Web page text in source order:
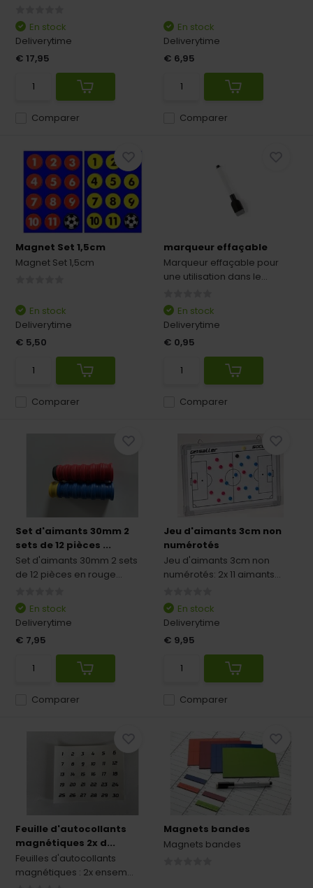
Comparer
En stock
Deliverytime
€ 17,95
Comparer
En stock
Deliverytime
€ 6,95
Magnet Set 1,5cm
Magnet Set 1,5cm
Comparer
En stock
Deliverytime
€ 5,50
marqueur effaçable
Marqueur effaçable pour
une utilisation dans le...
Comparer
En stock
Deliverytime
€ 0,95
Set d'aimants 30mm 2
sets de 12 pièces ...
Set d'aimants 30mm 2 sets
de 12 pièces en rouge...
Comparer
En stock
Deliverytime
€ 7,95
Jeu d'aimants 3cm non
numérotés
Jeu d'aimants 3cm non
numérotés: 2x 11 aimants...
Comparer
En stock
Deliverytime
€ 9,95
Feuille d'autocollants
magnétiques 2x d...
Feuilles d'autocollants
magnétiques : 2x ensem...
Magnets bandes
Magnets bandes